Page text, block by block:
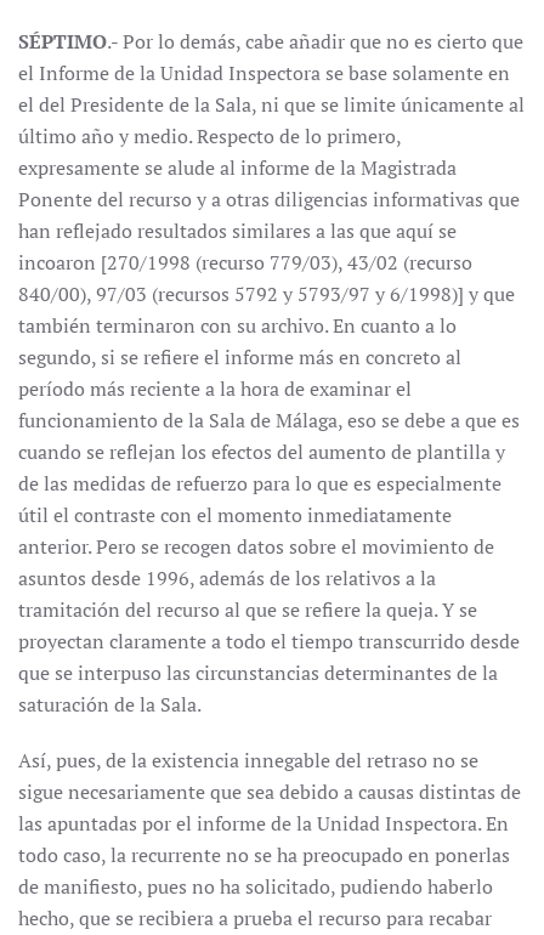
SÉPTIMO.- Por lo demás, cabe añadir que no es cierto que
el Informe de la Unidad Inspectora se base solamente en
el del Presidente de la Sala, ni que se limite únicamente al
último año y medio. Respecto de lo primero,
expresamente se alude al informe de la Magistrada
Ponente del recurso y a otras diligencias informativas que
han reflejado resultados similares a las que aquí se
incoaron [270/1998 (recurso 779/03), 43/02 (recurso
840/00), 97/03 (recursos 5792 y 5793/97 y 6/1998)] y que
también terminaron con su archivo. En cuanto a lo
segundo, si se refiere el informe más en concreto al
período más reciente a la hora de examinar el
funcionamiento de la Sala de Málaga, eso se debe a que es
cuando se reflejan los efectos del aumento de plantilla y
de las medidas de refuerzo para lo que es especialmente
útil el contraste con el momento inmediatamente
anterior. Pero se recogen datos sobre el movimiento de
asuntos desde 1996, además de los relativos a la
tramitación del recurso al que se refiere la queja. Y se
proyectan claramente a todo el tiempo transcurrido desde
que se interpuso las circunstancias determinantes de la
saturación de la Sala.
Así, pues, de la existencia innegable del retraso no se
sigue necesariamente que sea debido a causas distintas de
las apuntadas por el informe de la Unidad Inspectora. En
todo caso, la recurrente no se ha preocupado en ponerlas
de manifiesto, pues no ha solicitado, pudiendo haberlo
hecho, que se recibiera a prueba el recurso para recabar